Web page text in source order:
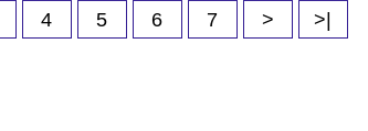
4 5 6 7 > >|